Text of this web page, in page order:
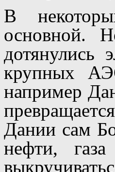
В
основной.
дотянулись
крупных
например
Дании сам
нефти,